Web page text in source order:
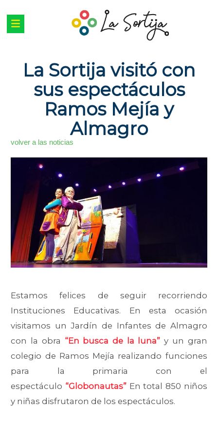
La Sortija visitó con
sus espectáculos
Ramos Mejía y
Almagro
volver a las noticias
Estamos felices de seguir recorriendo
Instituciones Educativas. En esta ocasión
visitamos un Jardín de Infantes de Almagro
con la obra “En busca de la luna”y un gran
colegio de Ramos Mejía realizando funciones
para la primaria con el
espectáculo “Globonautas” En total 850 niños
y niñas disfrutaron de los espectáculos.